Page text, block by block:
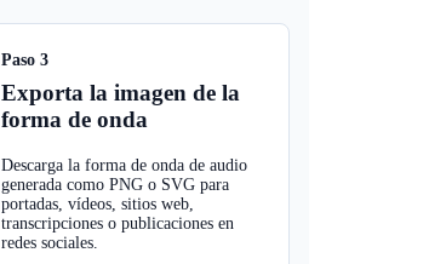
Paso 3
Exporta la imagen de la
forma de onda
Descarga la forma de onda de audio
generada como PNG o SVG para
portadas, vídeos, sitios web,
transcripciones o publicaciones en
redes sociales.